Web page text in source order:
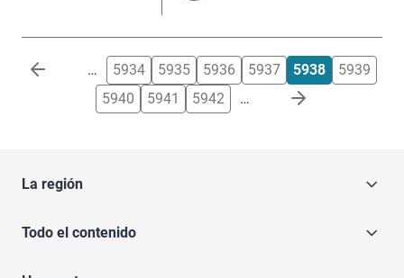
Paginación … 5934 5935 5936 5937 5938
5939
5940
5941 5942 …
La región
Todo el contenido